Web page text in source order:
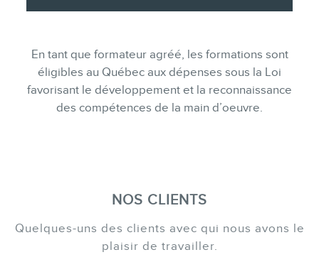
En tant que formateur agréé, les formations sont
éligibles au Québec aux dépenses sous la Loi
favorisant le développement et la reconnaissance
des compétences de la main d’oeuvre.
NOS CLIENTS
Quelques-uns des clients avec qui nous avons le
plaisir de travailler.